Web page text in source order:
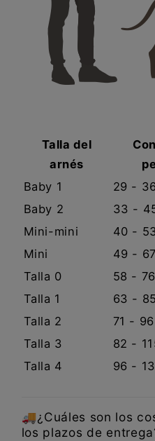
Talla del
arnés
Baby 1 29 -
Baby 2
33 -
Mini-mini
40 -
Mini
49 -
Talla 0
58 -
Talla 1
63 -
Talla 2
71 -
Talla 3
82 -
Talla 4
96 -
🚚¿Cuáles son los
los plazos de